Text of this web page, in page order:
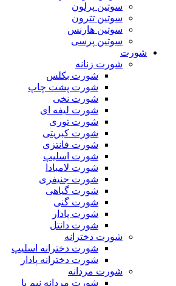
سوتین پرلون
سوتین تترون
سوتین هارنس
سوتین پرسی
شورت
شورت زنانه
شورت بکلس
شورت پشت چاپ
شورت نخی
شورت لیفه ای
شورت توری
شورت کبریتی
شورت فانتزی
شورت اسلیپ
شورت لامبادا
شورت جنیفری
شورت گیاهی
شورت گنی
شورت پادار
شورت دانتل
شورت دخترانه
شورت دخترانه اسلیپ
شورت دخترانه پادار
شورت مردانه
شورت مردانه نیم پا